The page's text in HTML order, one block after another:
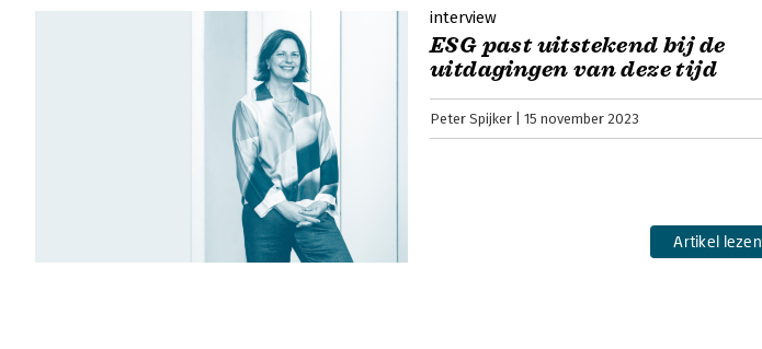
interview
ESG past uitstekend bij de
uitdagingen van deze tijd
Peter Spijker 15 november 2023
Artikel lezen